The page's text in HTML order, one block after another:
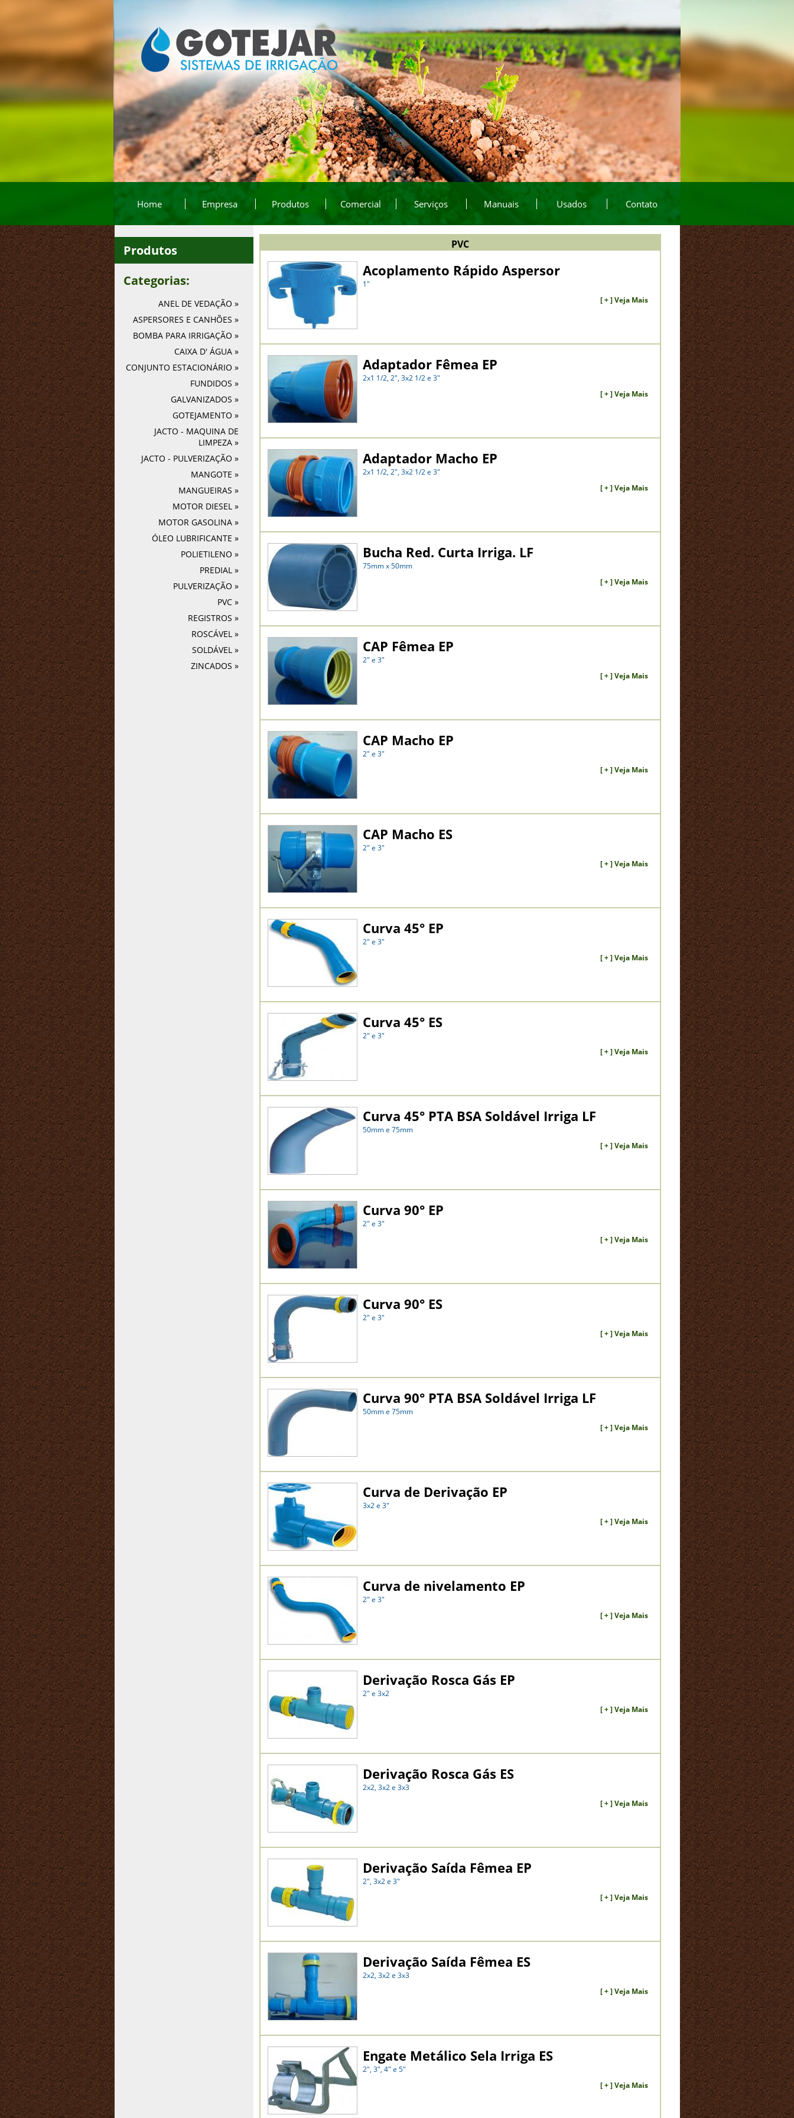
Home Empresa Produtos Comercial Serviços Manuais Usados Contato
Produtos
Categorias:
ANEL DE VEDAÇÃO »
ASPERSORES E CANHÕES »
BOMBA PARA IRRIGAÇÃO »
CAIXA D' ÁGUA »
CONJUNTO ESTACIONÁRIO »
FUNDIDOS »
GALVANIZADOS »
GOTEJAMENTO »
JACTO - MAQUINA DE
LIMPEZA »
JACTO - PULVERIZAÇÃO »
MANGOTE »
MANGUEIRAS »
MOTOR DIESEL »
MOTOR GASOLINA »
ÓLEO LUBRIFICANTE »
POLIETILENO »
PREDIAL »
PULVERIZAÇÃO »
PVC »
REGISTROS »
ROSCÁVEL »
SOLDÁVEL »
ZINCADOS »
PVC
Acoplamento Rápido Aspersor
1"
[ + ] Veja Mais
Adaptador Fêmea EP
2x1 1/2, 2", 3x2 1/2 e 3"
[ + ] Veja Mais
Adaptador Macho EP
2x1 1/2, 2", 3x2 1/2 e 3"
[ + ] Veja Mais
Bucha Red. Curta Irriga. LF
75mm x 50mm
[ + ] Veja Mais
CAP Fêmea EP
2" e 3"
[ + ] Veja Mais
CAP Macho EP
2" e 3"
[ + ] Veja Mais
CAP Macho ES
2" e 3"
[ + ] Veja Mais
Curva 45° EP
2" e 3"
[ + ] Veja Mais
Curva 45° ES
2" e 3"
[ + ] Veja Mais
Curva 45° PTA BSA Soldável Irriga LF
50mm e 75mm
[ + ] Veja Mais
Curva 90° EP
2" e 3"
[ + ] Veja Mais
Curva 90° ES
2" e 3"
[ + ] Veja Mais
Curva 90° PTA BSA Soldável Irriga LF
50mm e 75mm
[ + ] Veja Mais
Curva de Derivação EP
3x2 e 3"
[ + ] Veja Mais
Curva de nivelamento EP
2" e 3"
[ + ] Veja Mais
Derivação Rosca Gás EP
2" e 3x2
[ + ] Veja Mais
Derivação Rosca Gás ES
2x2, 3x2 e 3x3
[ + ] Veja Mais
Derivação Saída Fêmea EP
2", 3x2 e 3"
[ + ] Veja Mais
Derivação Saída Fêmea ES
2x2, 3x2 e 3x3
[ + ] Veja Mais
Engate Metálico Sela Irriga ES
2", 3", 4" e 5"
[ + ] Veja Mais